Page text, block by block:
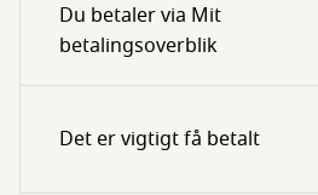
Du betaler via Mit
betalingsoverblik
Det er vigtigt få betalt